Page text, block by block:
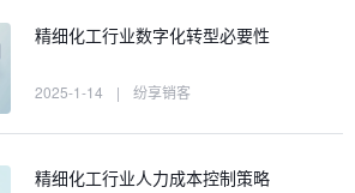
精细化工行业数字化转型必要性
2025-1-14 | 纷享销客
精细化工行业人力成本控制策略